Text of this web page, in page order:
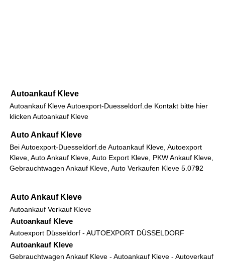
Autoankauf Kleve
Autoankauf Kleve Autoexport-Duesseldorf.de Kontakt bitte hier
klicken Autoankauf Kleve
Auto Ankauf Kleve
Bei Autoexport-Duesseldorf.de Autoankauf Kleve, Autoexport
Kleve, Auto Ankauf Kleve, Auto Export Kleve, PKW Ankauf Kleve,
Gebrauchtwagen Ankauf Kleve, Auto Verkaufen Kleve 5.0792
Auto Ankauf Kleve
Autoankauf Verkauf Kleve
Autoankauf Kleve
Autoexport Düsseldorf - AUTOEXPORT DÜSSELDORF
Autoankauf Kleve
Gebrauchtwagen Ankauf Kleve - Autoankauf Kleve - Autoverkauf